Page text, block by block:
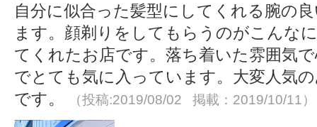
自分に似合った髪型にしてくれる腕の
ます。顔剃りをしてもらうのがこんな
てくれたお店です。落ち着いた雰囲気
でとても気に入っています。大変人気
です。
（投稿:2019/08/02 掲載：2019/10/11）